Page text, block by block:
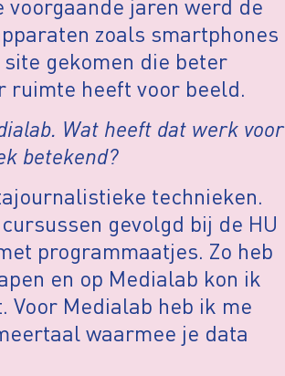
zoals smartphones
gekomen die beter
ruimte heeft voor beeld.
Wat heeft dat werk voor
betekend?
technieken.
gevolgd bij de HU
programmaatjes. Zo heb
en op Medialab kon ik
Voor Medialab heb ik me
waarmee je data